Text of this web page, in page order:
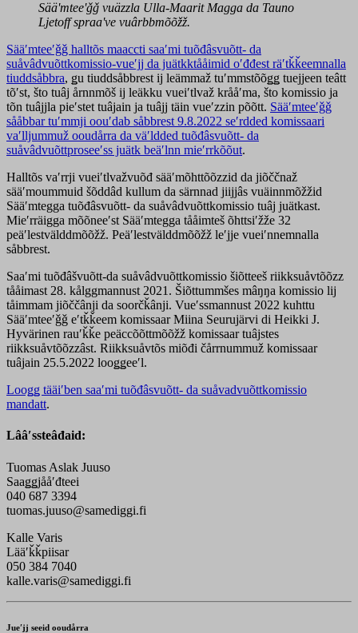
Sääʹmteeʹǧǧ vuäzzla Ulla-Maarit Magga da Tauno
Ljetoff spraaʹve vuârbbmõõžž.
Sääʹmteeʹǧǧ halltõs maaccti saaʹmi tuõđâsvuõtt- da
suåvâdvuõttkomissio-vueʹjj da juätkktååimid oʹđđest räʹtǩǩeemnalla
tiuddsåbbra, ǥu tiuddsåbbrest ij leämmaž tuʹmmstõõǥǥ tuejjeen teâtt
tõʹst, što tuâj årnnmõš ij leäkku vueiʹtlvaž krååʹma, što komissio ja
tõn tuâjjla pieʹstet tuâjain ja tuâjj täin vueʹzzin põõtt. Sääʹmteeʹǧǧ
sååbbar tuʹmmji oouʹdab såbbrest 9.8.2022 seʹrdded komissaari
vaʹlljummuž ooudårra da väʹldded tuõđâsvuõtt- da
suåvâdvuõttproseeʹss juätk beäʹlnn mieʹrrkõõut.
Halltõs vaʹrrji vueiʹtlvažvuõđ sääʹmõhttõõzzid da jiõččnaž
sääʹmoummuid šõddâd kullum da särnnad jiijjâs vuäinnmõžžid
Sääʹmtegga tuõđâsvuõtt- da suåvâdvuõttkomissio tuâj juätkast.
Mieʹrräigga mõõneeʹst Sääʹmtegga tååimteš õhttsiʹžže 32
peäʹlestvälddmõõžž. Peäʹlestvälddmõõžž leʹjje vueiʹnnemnalla
såbbrest.
Saaʹmi tuõđâšvuõtt-da suåvâdvuõttkomissio šiõtteeš riikksuåvtõõzz
tååimast 28. kålggmannust 2021. Šiõttummšes mâŋŋa komissio lij
tåimmam jiõččânji da soorčǩânji. Vueʹssmannust 2022 kuhttu
Sääʹmteeʹǧǧ eʹtǩǩeem komissaar Miina Seurujärvi di Heikki J.
Hyvärinen rauʹǩǩe peäccõõttmõõžž komissaar tuâjstes
riikksuåvtõõzzâst. Riikksuåvtõs miõđi čårrnummuž komissaar
tuâjain 25.5.2022 looǥǥeeʹl.
Looǥǥ tääiʹben saaʹmi tuõđâsvuõtt- da suåvadvuõttkomissio
mandatt.
Lââʹssteâđaid:
Tuomas Aslak Juuso
Saaǥǥjååʹđteei
040 687 3394
tuomas.juuso@samediggi.fi
Kalle Varis
Lääʹǩǩpiisar
050 384 7040
kalle.varis@samediggi.fi
Jueʹjj seeid ooudårra